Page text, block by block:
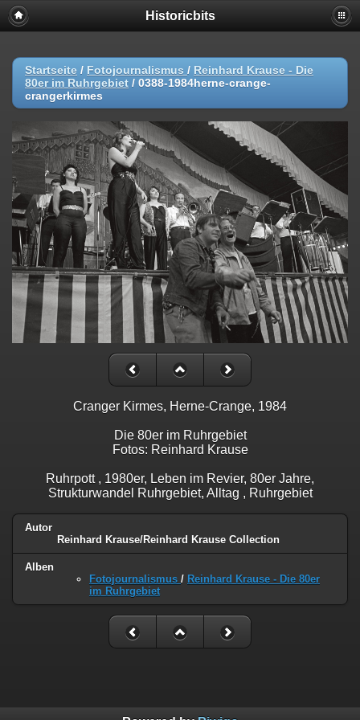
Historicbits
Startseite / Fotojournalismus / Reinhard Krause - Die
80er im Ruhrgebiet / 0388-1984herne-crange-
crangerkirmes
Cranger Kirmes, Herne-Crange, 1984
Die 80er im Ruhrgebiet
Fotos: Reinhard Krause
Ruhrpott , 1980er, Leben im Revier, 80er Jahre,
Strukturwandel Ruhrgebiet, Alltag , Ruhrgebiet
Autor
Reinhard Krause/Reinhard Krause Collection
Alben
Fotojournalismus / Reinhard Krause - Die 80er
im Ruhrgebiet